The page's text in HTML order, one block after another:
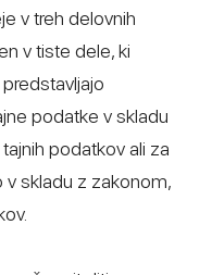
v treh delovnih
v tiste dele, ki
podatke v skladu
podatkov ali za
skladu z zakonom,